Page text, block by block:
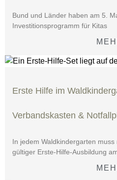
Bund und Länder haben am 5.
Investitionsprogramm für Kitas
Erste Hilfe im
Verbandskasten &
In jedem Waldkindergarten
gültiger Erste-Hilfe-Ausbildung